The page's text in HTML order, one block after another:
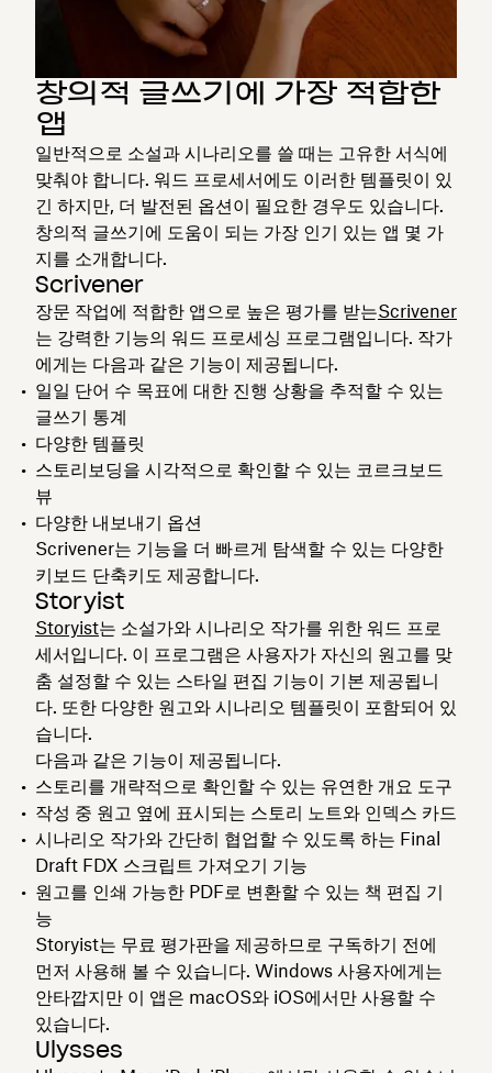
창의적 글쓰기에 가장 적합한
앱
일반적으로 소설과 시나리오를 쓸 때는 고유한 서식에
맞춰야 합니다. 워드 프로세서에도 이러한 템플릿이 있
긴 하지만, 더 발전된 옵션이 필요한 경우도 있습니다.
창의적 글쓰기에 도움이 되는 가장 인기 있는 앱 몇 가
지를 소개합니다.
Scrivener
장문 작업에 적합한 앱으로 높은 평가를 받는Scrivener
는 강력한 기능의 워드 프로세싱 프로그램입니다. 작가
에게는 다음과 같은 기능이 제공됩니다.
일일 단어 수 목표에 대한 진행 상황을 추적할 수 있는
글쓰기 통계
다양한 템플릿
스토리보딩을 시각적으로 확인할 수 있는 코르크보드
뷰
다양한 내보내기 옵션
Scrivener는 기능을 더 빠르게 탐색할 수 있는 다양한
키보드 단축키도 제공합니다.
Storyist
Storyist는 소설가와 시나리오 작가를 위한 워드 프로
세서입니다. 이 프로그램은 사용자가 자신의 원고를 맞
춤 설정할 수 있는 스타일 편집 기능이 기본 제공됩니
다. 또한 다양한 원고와 시나리오 템플릿이 포함되어 있
습니다.
다음과 같은 기능이 제공됩니다.
스토리를 개략적으로 확인할 수 있는 유연한 개요 도구
작성 중 원고 옆에 표시되는 스토리 노트와 인덱스 카드
시나리오 작가와 간단히 협업할 수 있도록 하는 Final
Draft FDX 스크립트 가져오기 기능
원고를 인쇄 가능한 PDF로 변환할 수 있는 책 편집 기
능
Storyist는 무료 평가판을 제공하므로 구독하기 전에
먼저 사용해 볼 수 있습니다. Windows 사용자에게는
안타깝지만 이 앱은 macOS와 iOS에서만 사용할 수
있습니다.
Ulysses